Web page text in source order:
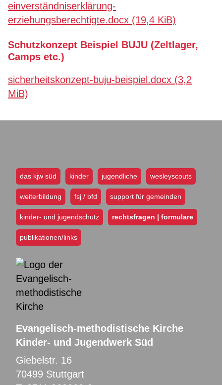
einverständniserklärung-
erziehungsberechtigte.docx (19,4 KiB)
Schutzkonzept Beispiel BUJU (Zeltlager,
Camps etc.)
sicherheitskonzept-buju-beispiel.docx (3,2
MiB)
das kjw süd kinder jugendliche wesleyscouts
weiterbildung fsj / bfd support für gemeinden
kinder- und jugendschutz rechtsfragen | formulare
publikationen/links
Evangelisch-methodistische Kirche
Kinder- und Jugendwerk Süd
Giebelstr. 16
70499 Stuttgart